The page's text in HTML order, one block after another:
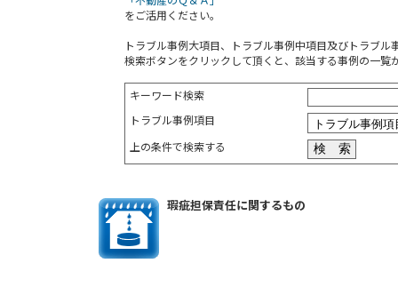
をご活用ください。
トラブル事例大項目、トラブル事例中項目及びトラブ
検索ボタンをクリックして頂くと、該当する事例の一覧
キーワード検索
トラブル事例項目
上の条件で検索する
瑕疵担保責任に関するもの